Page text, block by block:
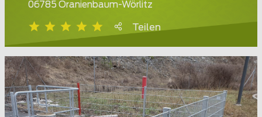
06785 Oranienbaum-Wörlitz
Teilen